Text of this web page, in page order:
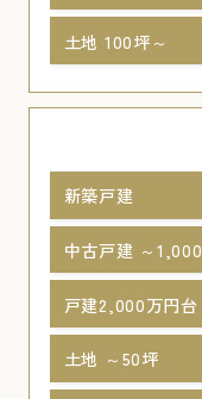
土地 100坪～
新築戸建
中古戸建 ～
戸建2,000万円台
土地 ～50坪